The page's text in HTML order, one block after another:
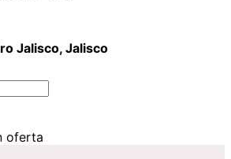
Jalisco, Jalisco
Lilys y Stargazer
oferta